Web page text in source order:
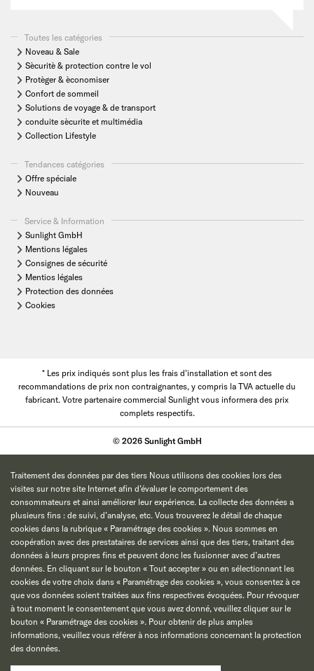
Toutes les catégories
Noveau & Sale
Sècuritè & protection contre le vol
Protèger & èconomiser
Confort de sommeil
Solutions de voyage & de transport
conduite sècurite et multimédia
Collection Lifestyle
Tendances catégories
Offre spéciale
Nouveau
Service & Information
Sunlight GmbH
Mentions légales
Consignes de sécurité
Mentios légales
Protection des données
Cookies
* Les prix indiqués sont plus les frais d'installation et sont des
recommandations de prix non contraignantes, y compris la TVA actuelle du
fabricant. Votre partenaire commercial Sunlight vous informera des prix
complets respectifs.
© 2026 Sunlight GmbH
Traitement des données par des tiers Nous utilisons des cookies lors des
visites sur notre site Internet afin d’évaluer le comportement des
consommateurs et ainsi améliorer leur expérience. La collecte des données a
plusieurs fins : de suivi, d’analyse, etc. Vous trouverez le détail de chaque
cookies dans la rubrique « Paramétrage des cookies ». Nous sommes en
coopération avec des prestataires de services ainsi que des tiers, traitant des
données à leurs propres fins et peuvent donc les fusionner avec d’autres
données. En cliquant sur le bouton « Tout accepter » ou en sélectionnant les
cookies de votre choix dans « Paramétrage des cookies », vous consentez à ce
que vos données soient traitées aux fins respectives évoquées. Pour révoquer
à tout moment le consentement que vous avez donné, veuillez cliquer sur le
bouton « Paramétrage des cookies ». Pour obtenir de plus amples
informations, veuillez vous référer à nos informations concernant la protection
des données.